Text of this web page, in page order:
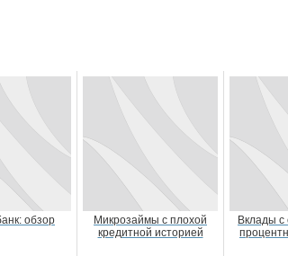
обзор
Микрозаймы с плохой
кредитной историей
Вклады с